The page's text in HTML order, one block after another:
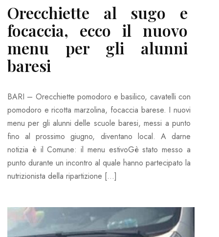
Orecchiette al sugo e
focaccia, ecco il nuovo
menu per gli alunni
baresi
BARI – Orecchiette pomodoro e basilico, cavatelli con
pomodoro e ricotta marzolina, focaccia barese. I nuovi
menu per gli alunni delle scuole baresi, messi a punto
fino al prossimo giugno, diventano local. A darne
notizia è il Comune: il menu estivoGè stato messo a
punto durante un incontro al quale hanno partecipato la
nutrizionista della ripartizione […]